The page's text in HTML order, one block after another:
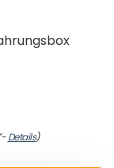
Details)